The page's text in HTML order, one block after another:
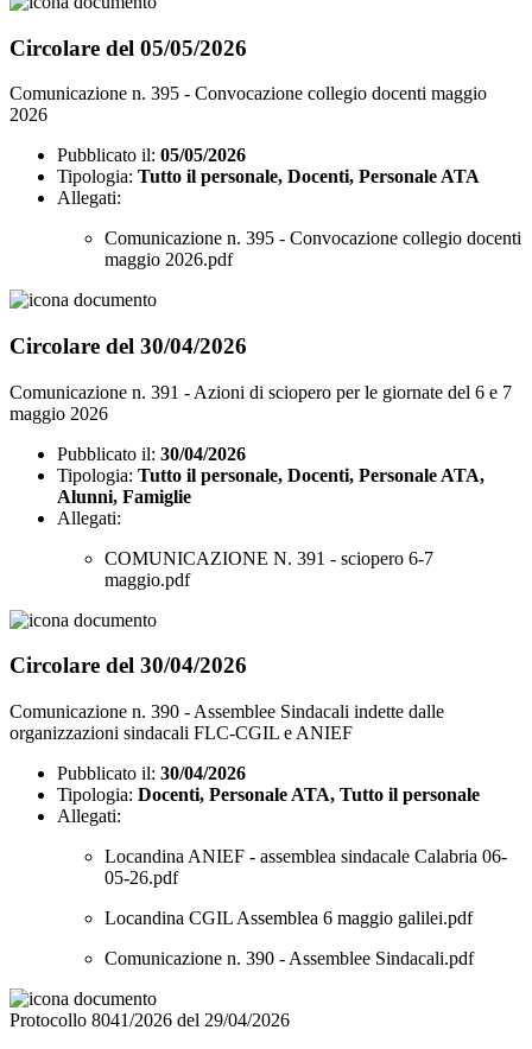
Circolare del 05/05/2026
Comunicazione n. 395 - Convocazione collegio docenti maggio
2026
Pubblicato il: 05/05/2026
Tipologia: Tutto il personale, Docenti, Personale ATA
Allegati:
Comunicazione n. 395 - Convocazione collegio docenti
maggio 2026.pdf
Circolare del 30/04/2026
Comunicazione n. 391 - Azioni di sciopero per le giornate del 6 e 7
maggio 2026
Pubblicato il: 30/04/2026
Tipologia: Tutto il personale, Docenti, Personale ATA,
Alunni, Famiglie
Allegati:
COMUNICAZIONE N. 391 - sciopero 6-7
maggio.pdf
Circolare del 30/04/2026
Comunicazione n. 390 - Assemblee Sindacali indette dalle
organizzazioni sindacali FLC-CGIL e ANIEF
Pubblicato il: 30/04/2026
Tipologia: Docenti, Personale ATA, Tutto il personale
Allegati:
Locandina ANIEF - assemblea sindacale Calabria 06-
05-26.pdf
Locandina CGIL Assemblea 6 maggio galilei.pdf
Comunicazione n. 390 - Assemblee Sindacali.pdf
Protocollo 8041/2026 del 29/04/2026